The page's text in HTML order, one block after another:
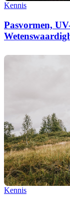
Kennis
Pasvormen,
Kennis